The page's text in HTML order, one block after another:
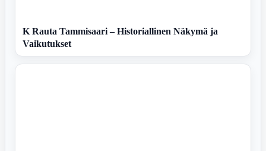
K Rauta Tammisaari – Historiallinen Näkymä ja
Vaikutukset